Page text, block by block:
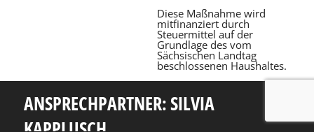
Diese Maßnahme wird
mitfinanziert durch
Steuermittel auf der
Grundlage des vom
Sächsischen Landtag
beschlossenen Haushaltes.
ANSPRECHPARTNER: SILVIA